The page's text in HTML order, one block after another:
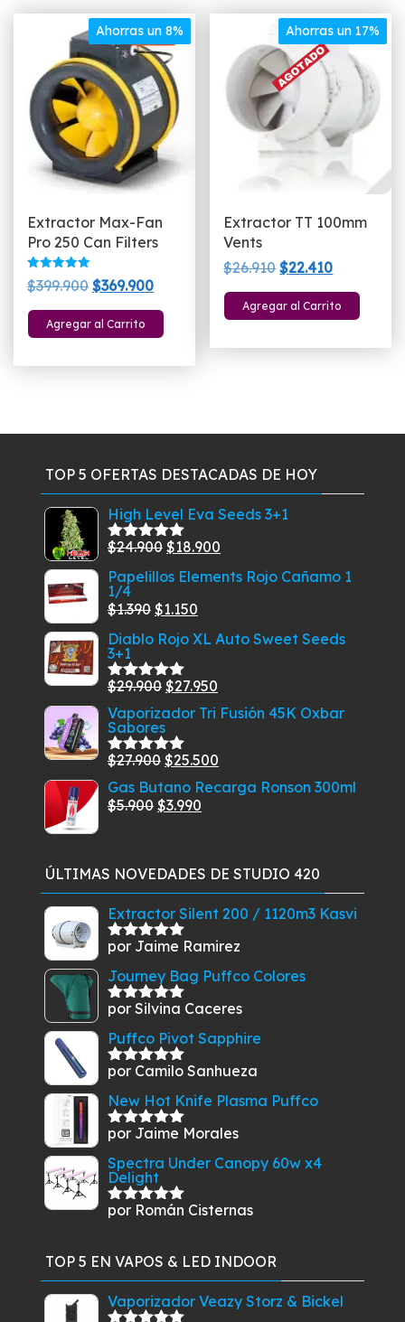
Ahorras un 8%
Extractor Max-Fan
Pro 250 Can Filters
Valorado
con
de 5
$399.900 El
precio
original
$369.900El
precio
actual
Agregar al Carrito
Ahorras un 17%
Extractor TT 100mm
Vents
$26.910El
precio
original
$22.410El
precio
actual
Agregar al Carrito
TOP 5 OFERTAS DESTACADAS DE HOY
High Level Eva Seeds 3+1
Valorado
5
$24.900 El
precio
era:
$24.900.
$18.900
precio
actual
$18.900.
Papelillos Elements Rojo Cañamo 1
1/4
$1.390 El
precio
original
era:
$1.390.
$1.150
precio
$1.150.
Diablo Rojo XL Auto Sweet Seeds
3+1
Valorado
5.00
5
$29.900 El
precio
original
era:
$27.950
precio
es:
Vaporizador Tri Fusión 45K Oxbar
Sabores
Valorado
5
$27.900 El
precio
original
$25.500
precio
Gas Butano Recarga Ronson 300ml
$5.900 El
era:
$5.900.
$3.990
es:
$3.990.
ÚLTIMAS NOVEDADES DE STUDIO 420
Extractor Silent 200 / 1120m3 Kasvi
Valorado
por Jaime Ramirez
Journey Bag Puffco Colores
Valorado
por Silvina Caceres
Puffco Pivot Sapphire
Valorado
por Camilo Sanhueza
New Hot Knife Plasma Puffco
Valorado
por Jaime Morales
Spectra Under Canopy 60w x4
Delight
Valorado
por Román Cisternas
TOP 5 EN VAPOS & LED INDOOR
Vaporizador Veazy Storz & Bickel